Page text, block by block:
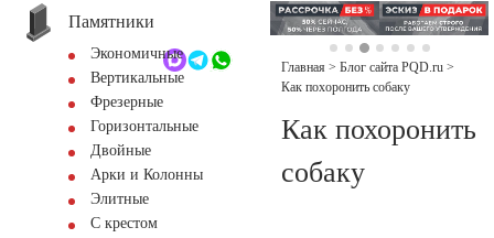
+7 (495) 518-44-23
Обратный звонок
Памятники
Экономичные
Вертикальные
Фрезерные
Горизонтальные
Двойные
Арки и Колонны
Элитные
С крестом
Главная > Блог сайта PQD.ru >
Как похоронить собаку
Как похоронить
собаку